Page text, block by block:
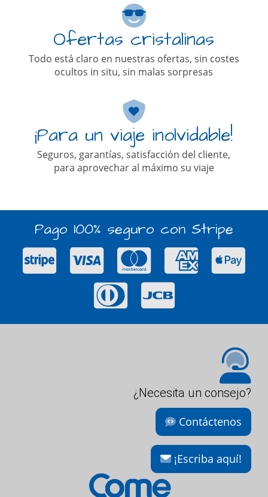
Ofertas cristalinas
Todo está claro en nuestras ofertas, sin costes
ocultos in situ, sin malas sorpresas
¡Para un viaje inolvidable!
Seguros, garantías, satisfacción del cliente,
para aprovechar al máximo su viaje
Pago 100% seguro con Stripe
¿Necesita un consejo?
Contáctenos
¡Escriba aquí!